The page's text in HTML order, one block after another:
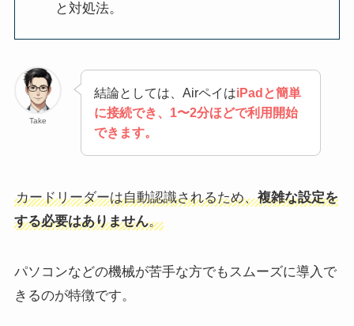
と対処法。
Take
結論としては、AirペイはiPadと簡単
に接続でき、1〜2分ほどで利用開始
できます。
カードリーダーは自動認識されるため、複雑な設定を
する必要はありません。
パソコンなどの機械が苦手な方でもスムーズに導入で
きるのが特徴です。